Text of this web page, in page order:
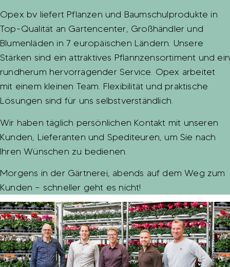
Opex bv liefert Pflanzen und Baumschulprodukte in
Top-Qualität an Gartencenter, Großhändler und
Blumenläden in 7 europäischen Ländern. Unsere
Stärken sind ein attraktives Pflannzensortiment und ein
rundherum hervorragender Service. Opex arbeitet
mit einem kleinen Team. Flexibilität und praktische
Lösungen sind für uns selbstverständlich.
Wir haben täglich persönlichen Kontakt mit unseren
Kunden, Lieferanten und Spediteuren, um Sie nach
Ihren Wünschen zu bedienen.
Morgens in der Gärtnerei, abends auf dem Weg zum
Kunden – schneller geht es nicht!